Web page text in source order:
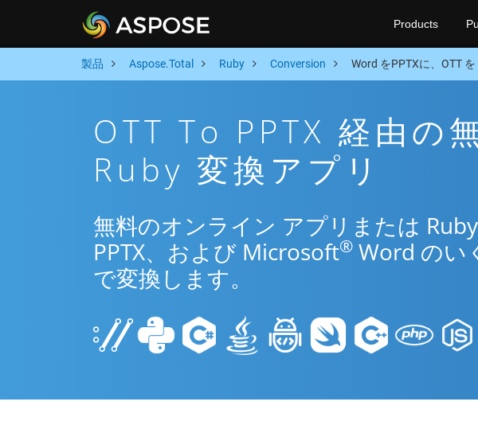
Products
製品 Aspose.Total Ruby Conversion Word をPPTXに、OTT
OTT To PPTX 経由の
Ruby 変換アプリ
無料のオンライン アプリまたは
PPTX、および Microsoft® Word のい
で変換します。